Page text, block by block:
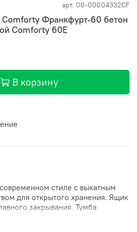
арт. 00-00004332CF
Франкфурт-60 бетон
Comforty 60E
В корзину
стиле с выкатным
для открытого хранения. Ящик
закрывания. Тумба
раковиной из санфарфора.